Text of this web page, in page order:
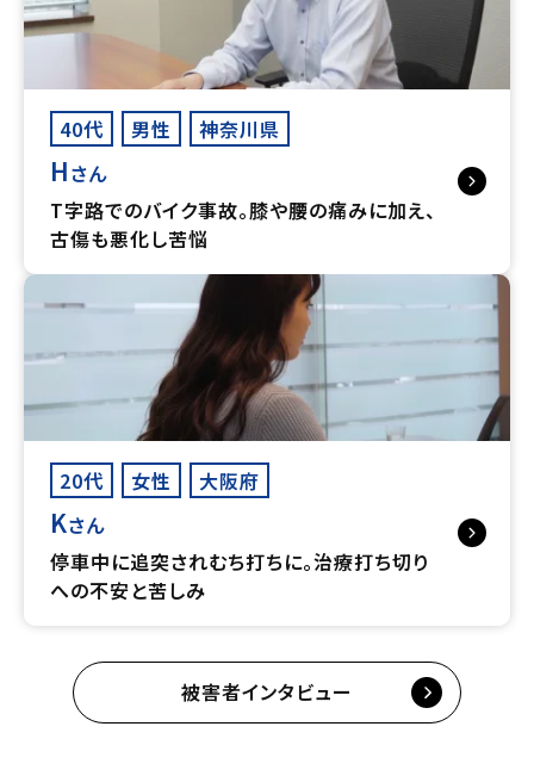
40代 男性 神奈川県
Hさん
T字路でのバイク事故。膝や腰の痛みに加え、
古傷も悪化し苦悩
20代 女性 大阪府
Kさん
停車中に追突されむち打ちに。治療打ち切り
への不安と苦しみ
被害者インタビュー